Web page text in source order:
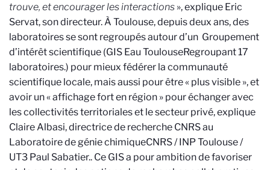
trouve, et encourager les interactions », explique Eric
Servat, son directeur.À Toulouse, depuis deux ans, des
laboratoires se sont regroupés autour d’un Groupement
d’intérêt scientifique (GIS Eau ToulouseRegroupant 17
laboratoires.) pour mieux fédérer la communauté
scientifique locale, mais aussi pour être « plus visible », et
avoir un « affichage fort en région » pouréchanger avec
les collectivités territoriales et le secteur privé, explique
Claire Albasi, directrice de recherche CNRS au
Laboratoire de génie chimiqueCNRS / INP Toulouse /
UT3 Paul Sabatier.. Ce GIS a pour ambition de favoriser